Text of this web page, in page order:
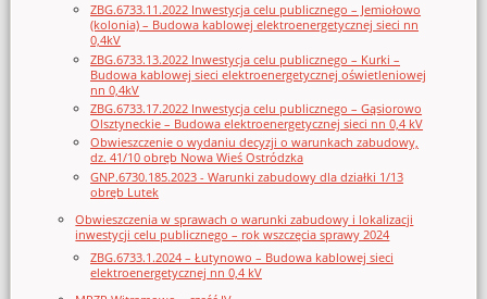
ZBG.6733.11.2022 Inwestycja celu publicznego – Jemiołowo
(kolonia) – Budowa kablowej elektroenergetycznej sieci nn
0,4kV
ZBG.6733.13.2022 Inwestycja celu publicznego – Kurki –
Budowa kablowej sieci elektroenergetycznej oświetleniowej
nn 0,4kV
ZBG.6733.17.2022 Inwestycja celu publicznego – Gąsiorowo
Olsztyneckie – Budowa elektroenergetycznej sieci nn 0,4 kV
Obwieszczenie o wydaniu decyzji o warunkach zabudowy,
dz. 41/10 obręb Nowa Wieś Ostródzka
GNP.6730.185.2023 - Warunki zabudowy dla działki 1/13
obręb Lutek
Obwieszczenia w sprawach o warunki zabudowy i lokalizacji
inwestycji celu publicznego – rok wszczęcia sprawy 2024
ZBG.6733.1.2024 – Łutynowo – Budowa kablowej sieci
elektroenergetycznej nn 0,4 kV